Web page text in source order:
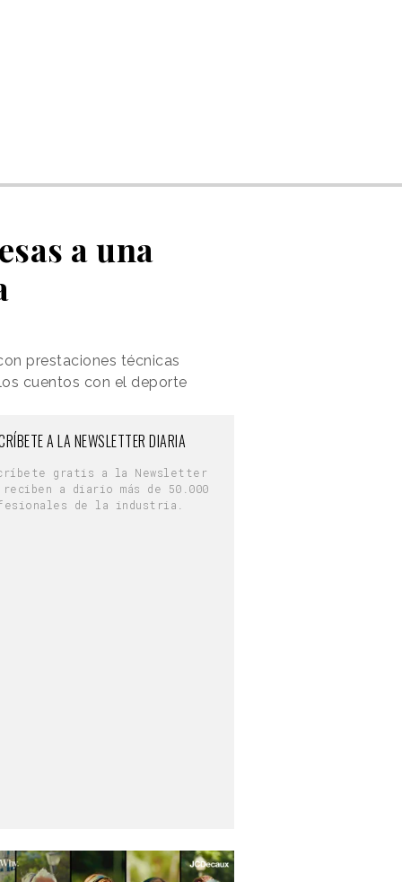
a una
prestaciones técnicas
cuentos con el deporte
A LA NEWSLETTER DIARIA
gratis a la Newsletter
reciben a diario más de 50.000
de la industria.